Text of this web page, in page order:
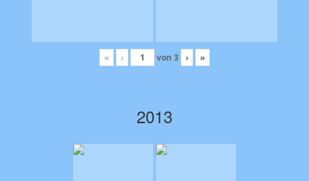
« ‹ von 3 › »
2013